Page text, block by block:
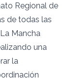
Regional de
de todas las
Mancha
una
la